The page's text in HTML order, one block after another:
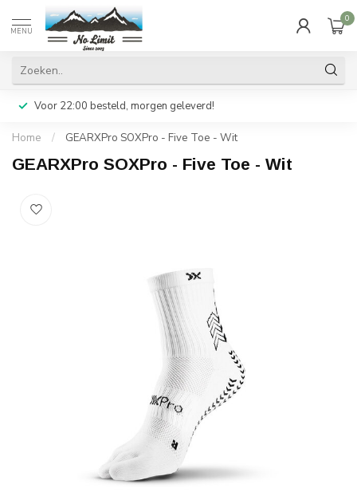
MENU
0
Voor 22:00 besteld, morgen geleverd!
Home / GEARXPro SOXPro - Five Toe - Wit
GEARXPro SOXPro - Five Toe - Wit